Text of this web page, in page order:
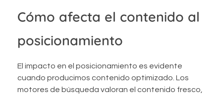
Cómo afecta el contenido al
posicionamiento
El impacto en el posicionamiento es evidente
cuando producimos contenido optimizado. Los
motores de búsqueda valoran el contenido fresco,